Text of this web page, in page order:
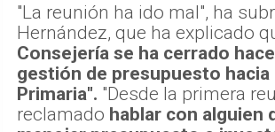
"La reunión ha ido mal", ha
Hernández, que ha explicado
Consejería se ha cerrado
gestión de presupuesto
Primaria". "Desde la primera
reclamado hablar con alguien